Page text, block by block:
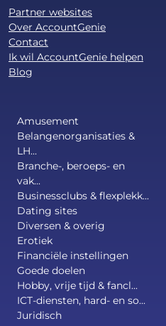
Partner websites
Over AccountGenie
Contact
Ik wil AccountGenie helpen
Blog
Amusement
Belangenorganisaties &
LH...
Branche-, beroeps- en
vak...
Businessclubs & flexplekk...
Dating sites
Diversen & overig
Erotiek
Financiële instellingen
Goede doelen
Hobby, vrije tijd & fancl...
ICT-diensten, hard- en so...
Juridisch